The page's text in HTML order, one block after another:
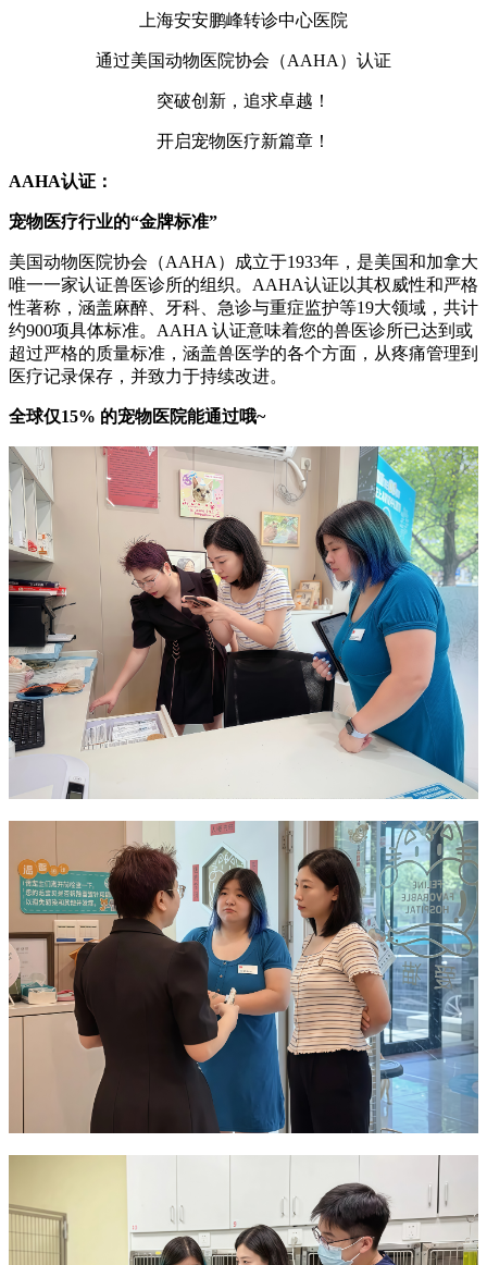
上海安安鹏峰转诊中心医院
通过美国动物医院协会（AAHA）认证
突破创新，追求卓越！
开启宠物医疗新篇章！
AAHA认证：
宠物医疗行业的“金牌标准”
美国动物医院协会（AAHA）成立于1933年，是美国和加拿大
唯一一家认证兽医诊所的组织。AAHA认证以其权威性和严格
性著称，涵盖麻醉、牙科、急诊与重症监护等19大领域，共计
约900项具体标准。AAHA 认证意味着您的兽医诊所已达到或
超过严格的质量标准，涵盖兽医学的各个方面，从疼痛管理到
医疗记录保存，并致力于持续改进。
全球仅15% 的宠物医院能通过哦~